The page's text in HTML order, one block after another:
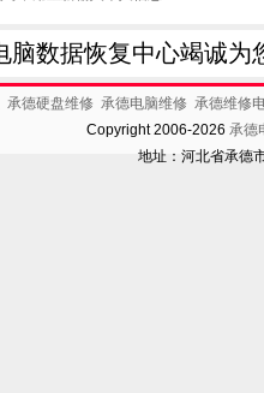
脑数据恢复中心竭诚为
承德硬盘维修 承德电脑维修 承德维修
Copyright 2006-2026 承德
地址：河北省承德